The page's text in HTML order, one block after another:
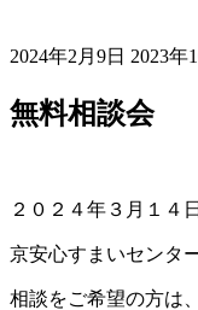
2024年2月9日 終
新
2023年
無料相談会
２０２４年３月１
京安心すまいセンタ
相談をご希望の方は